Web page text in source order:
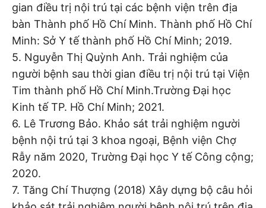
gian điều trị nội trú tại các bệnh viện trên địa
bàn Thành phố Hồ Chí Minh. Thành phố Hồ Chí
Minh: Sở Y tế thành phố Hồ Chí Minh; 2019.
5. Nguyễn Thị Quỳnh Anh. Trải nghiệm của
người bệnh sau thời gian điều trị nội trú tại Viện
Tim thành phố Hồ Chí Minh.Trường Đại học
Kinh tế TP. Hồ Chí Minh; 2021.
6. Lê Trương Bảo. Khảo sát trải nghiệm người
bệnh nội trú tại 3 khoa ngoại, Bệnh viện Chợ
Rẫy năm 2020, Trường Đại học Y tế Công cộng;
2020.
7. Tăng Chí Thượng (2018) Xây dựng bộ câu hỏi